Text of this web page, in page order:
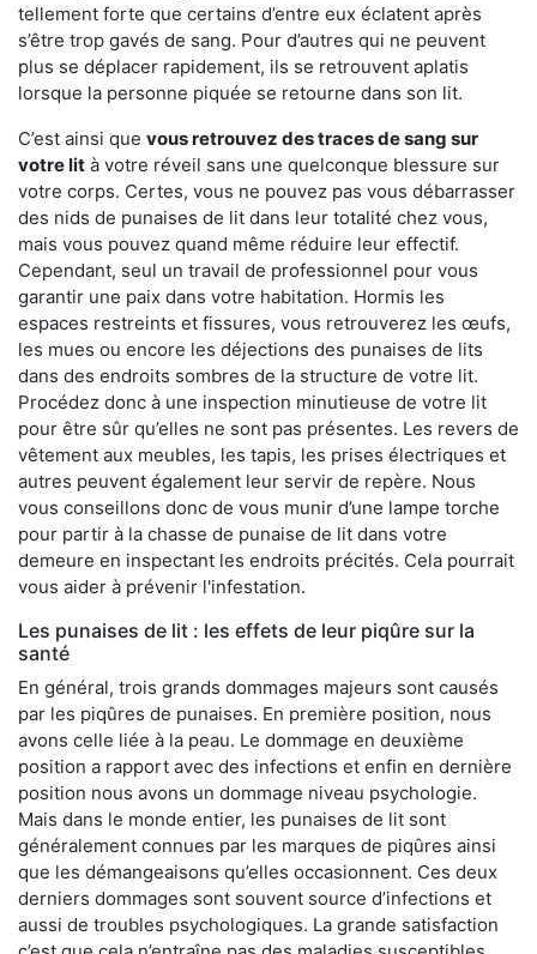
tellement forte que certains d’entre eux éclatent après
s’être trop gavés de sang. Pour d’autres qui ne peuvent
plus se déplacer rapidement, ils se retrouvent aplatis
lorsque la personne piquée se retourne dans son lit.
C’est ainsi que vous retrouvez des traces de sang sur
votre lit à votre réveil sans une quelconque blessure sur
votre corps. Certes, vous ne pouvez pas vous débarrasser
des nids de punaises de lit dans leur totalité chez vous,
mais vous pouvez quand même réduire leur effectif.
Cependant, seul un travail de professionnel pour vous
garantir une paix dans votre habitation. Hormis les
espaces restreints et fissures, vous retrouverez les œufs,
les mues ou encore les déjections des punaises de lits
dans des endroits sombres de la structure de votre lit.
Procédez donc à une inspection minutieuse de votre lit
pour être sûr qu’elles ne sont pas présentes. Les revers de
vêtement aux meubles, les tapis, les prises électriques et
autres peuvent également leur servir de repère. Nous
vous conseillons donc de vous munir d’une lampe torche
pour partir à la chasse de punaise de lit dans votre
demeure en inspectant les endroits précités. Cela pourrait
vous aider à prévenir l'infestation.
Les punaises de lit : les effets de leur piqûre sur la
santé
En général, trois grands dommages majeurs sont causés
par les piqûres de punaises. En première position, nous
avons celle liée à la peau. Le dommage en deuxième
position a rapport avec des infections et enfin en dernière
position nous avons un dommage niveau psychologie.
Mais dans le monde entier, les punaises de lit sont
généralement connues par les marques de piqûres ainsi
que les démangeaisons qu’elles occasionnent. Ces deux
derniers dommages sont souvent source d’infections et
aussi de troubles psychologiques. La grande satisfaction